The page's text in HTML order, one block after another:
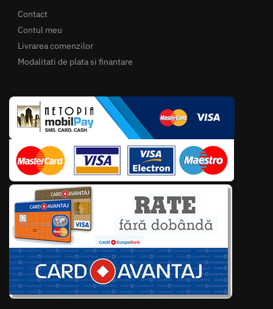
Contact
Contul meu
Livrarea comenzilor
Modalitati de plata si finantare